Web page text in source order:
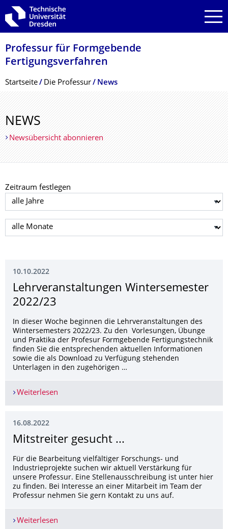
Zur Hauptnavigation springen
Zur Suche springen
Zum Inhalt springen
Professur für Formgebende
Fertigungsverfah­ren
Breadcrumb-Menü
Startseite Die Professur News
NEWS
Newsübersicht abonnieren
Zeitraum festlegen
Jahr auswählen
Monat auswählen
10.10.2022
Lehrveranstaltun­gen Wintersemester
2022/23
In dieser Woche beginnen die Lehrveranstaltungen des
Wintersemesters 2022/23. Zu den Vorlesungen, Übunge
und Praktika der Profesur Formgebende Fertigungstechnik
finden Sie die entsprechenden aktuellen Informationen
sowie die als Download zu Verfügung stehenden
Unterlagen in den zugehörigen …
Weiterlesen
16.08.2022
Mitstreiter gesucht ...
Für die Bearbeitung vielfältiger Forschungs- und
Industrieprojekte suchen wir aktuell Verstärkung für
unsere Professur. Eine Stellenausschreibung ist unter hier
zu finden. Bei Interesse an einer Mitarbeit im Team der
Professur nehmen Sie gern Kontakt zu uns auf.
Weiterlesen